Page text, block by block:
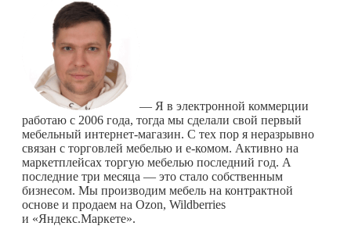
— Я в электронной коммерции
работаю с 2006 года, тогда мы сделали свой первый
мебельный интернет-магазин. С тех пор я неразрывно
связан с торговлей мебелью и е-комом. Активно на
маркетплейсах торгую мебелью последний год. А
последние три месяца — это стало собственным
бизнесом. Мы производим мебель на контрактной
основе и продаем на Ozon, Wildberries
и «Яндекс.Маркете».